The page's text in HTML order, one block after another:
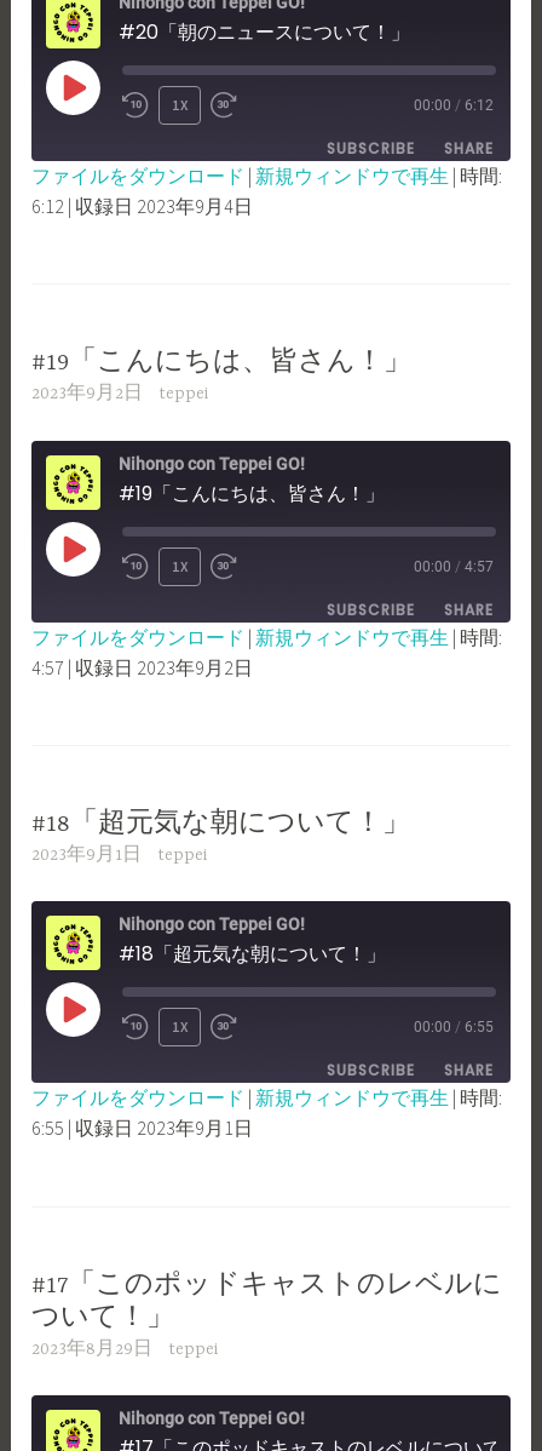
#20「朝のニュースについて！」
PLAY
REWIND
10
SECONDS
1X
FAST
FORWARD
30
00:00 / 6:12
SUBSCRIBE SHARE
SHARE
ファイルをダウンロード | 新規ウィンドウで再生 | 時間:
6:12 | 収録日 2023年9月4日
#19「こんにちは、皆さん！」
2023年9月2日 teppei
Nihongo con Teppei GO!
#19「こんにちは、皆さん！」
PLAY
REWIND
10
SECONDS
1X
FAST
FORWARD
30
00:00 / 4:57
SUBSCRIBE SHARE
SHARE
ファイルをダウンロード | 新規ウィンドウで再生 | 時間:
4:57 | 収録日 2023年9月2日
#18「超元気な朝について！」
2023年9月1日 teppei
Nihongo con Teppei GO!
#18「超元気な朝について！」
PLAY
REWIND
10
SECONDS
1X
FAST
FORWARD
30
00:00 / 6:55
SUBSCRIBE SHARE
SHARE
ファイルをダウンロード | 新規ウィンドウで再生 | 時間:
6:55 | 収録日 2023年9月1日
#17「このポッドキャストのレベルに
ついて！」
2023年8月29日 teppei
Nihongo con Teppei GO!